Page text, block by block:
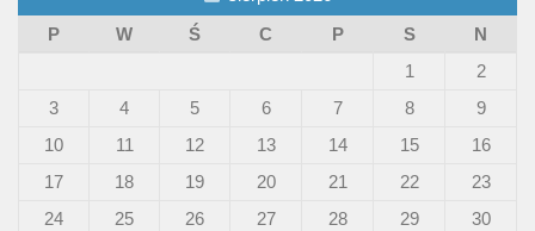
P
W Ś C P S
N
1
2
3
4 5 6 7 8
9
10
11 12 13 14 15
16
17
18 19 20 21 22
23
24
25 26 27 28 29
30